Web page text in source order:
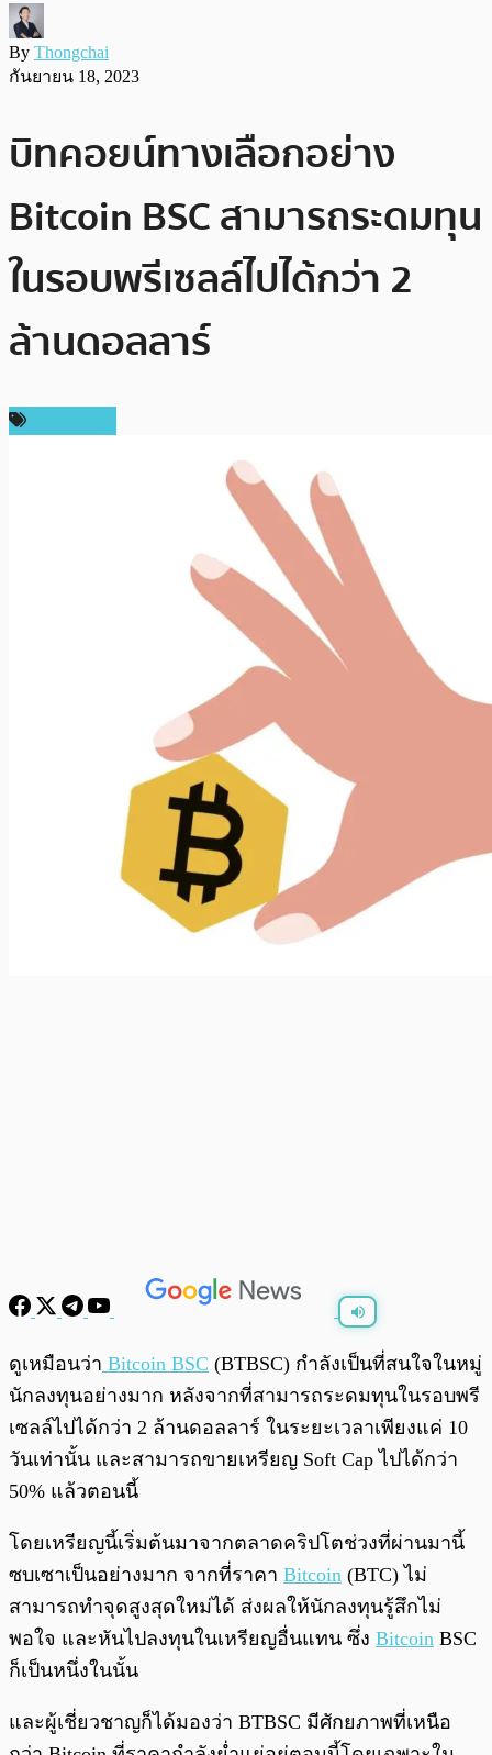
By Thongchai
กันยายน 18, 2023
บิทคอยน์ทางเลือกอย่าง
Bitcoin BSC สามารถระดมทุน
ในรอบพรีเซลล์ไปได้กว่า 2
ล้านดอลลาร์
พร้อมเล่น 0:00 /0:00
ดูเหมือนว่า Bitcoin BSC (BTBSC) กำลังเป็นที่สนใจในหมู่
นักลงทุนอย่างมาก หลังจากที่สามารถระดมทุนในรอบพรี
เซลล์ไปได้กว่า 2 ล้านดอลลาร์ ในระยะเวลาเพียงแค่ 10
วันเท่านั้น และสามารถขายเหรียญ Soft Cap ไปได้กว่า
50% แล้วตอนนี้
โดยเหรียญนี้เริ่มต้นมาจากตลาดคริปโตช่วงที่ผ่านมานี้
ซบเซาเป็นอย่างมาก จากที่ราคา Bitcoin (BTC) ไม่
สามารถทำจุดสูงสุดใหม่ได้ ส่งผลให้นักลงทุนรู้สึกไม่
พอใจ และหันไปลงทุนในเหรียญอื่นแทน ซึ่ง Bitcoin BSC
ก็เป็นหนึ่งในนั้น
และผู้เชี่ยวชาญก็ได้มองว่า BTBSC มีศักยภาพที่เหนือ